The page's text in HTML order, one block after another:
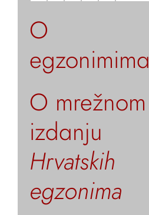
O
egzonimima
O mrežnom
izdanju
Hrvatskih
egzonima